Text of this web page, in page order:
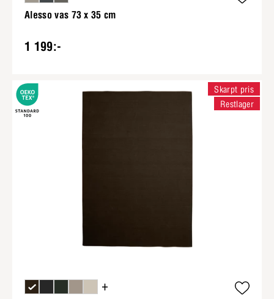
Alesso vas 73 x 35 cm
1 199:-
+
Skarpt pris
Restlager